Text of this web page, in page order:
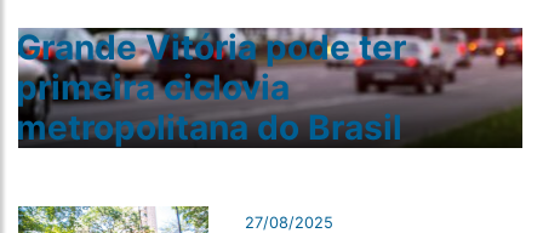
Grande Vitória pode ter
primeira ciclovia
metropolitana do Brasil
27/08/2025